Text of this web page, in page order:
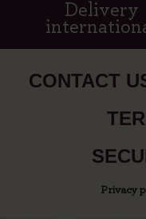
Delivery
CONTACT
Privacy